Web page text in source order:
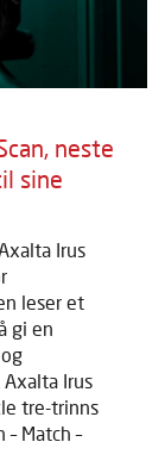
neste
sine
Irus
leser et
gi en
Irus
tre-trinns
Match –